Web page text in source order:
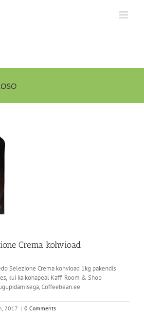
Crema kohvioad
Selezione Crema kohvioad 1kg pakendis
kui ka kohapeal Kaffi Room & Shop
Coffeebean.ee
2017 | 0 Comments